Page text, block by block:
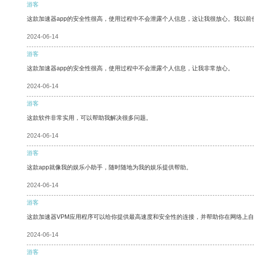
游客
这款加速器app的安全性很高，使用过程中不会泄露个人信息，这让我很放心。我以
2024-06-14
游客
这款加速器app的安全性很高，使用过程中不会泄露个人信息，让我非常放心。
2024-06-14
游客
这款软件非常实用，可以帮助我解决很多问题。
2024-06-14
游客
这款app就像我的娱乐小助手，随时随地为我的娱乐提供帮助。
2024-06-14
游客
这款加速器VPM应用程序可以给你提供最高速度和安全性的连接，并帮助你在网络上自
2024-06-14
游客